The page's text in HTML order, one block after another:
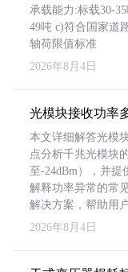
承载能力:标载30-
49吨 c)符合国家道
轴荷限值标准
2026年8月4日
光模块接收功率
本文详细解答光模
点分析千兆光模块
至-24dBm），并
解释功率异常的常
解决方案，帮助用
2026年8月4日